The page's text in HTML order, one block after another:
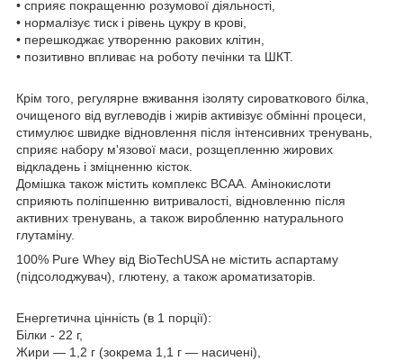
• сприяє покращенню розумової діяльності,
• нормалізує тиск і рівень цукру в крові,
• перешкоджає утворенню ракових клітин,
• позитивно впливає на роботу печінки та ШКТ.
Крім того, регулярне вживання ізоляту сироваткового білка,
очищеного від вуглеводів і жирів активізує обмінні процеси,
стимулює швидке відновлення після інтенсивних тренувань,
сприяє набору м'язової маси, розщепленню жирових
відкладень і зміцненню кісток.
Домішка також містить комплекс ВСАА. Амінокислоти
сприяють поліпшенню витривалості, відновленню після
активних тренувань, а також виробленню натурального
глутаміну.
100% Pure Whey від BioTechUSA не містить аспартаму
(підсолоджувач), глютену, а також ароматизаторів.
Енергетична цінність (в 1 порції):
Білки - 22 г,
Жири — 1,2 г (зокрема 1,1 г — насичені),